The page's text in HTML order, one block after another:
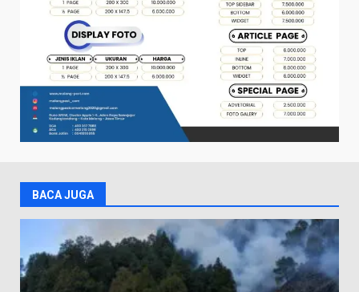
BACA JUGA